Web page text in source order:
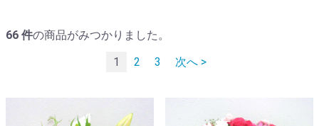
66 件の商品がみつかりました。
1
2 3 次へ >